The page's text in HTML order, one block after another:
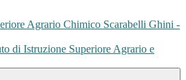
di Istruzione Superiore Agrario e